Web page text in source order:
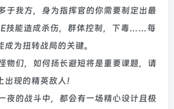
于我方，身为指挥官的你需要制定出最
技能造成杀伤，群体控制，下毒……每
为扭转战局的关键。
物们，如何扬长避短将是重要课题，请
现的精英敌人！
夜的战斗中，都会有一场精心设计且极